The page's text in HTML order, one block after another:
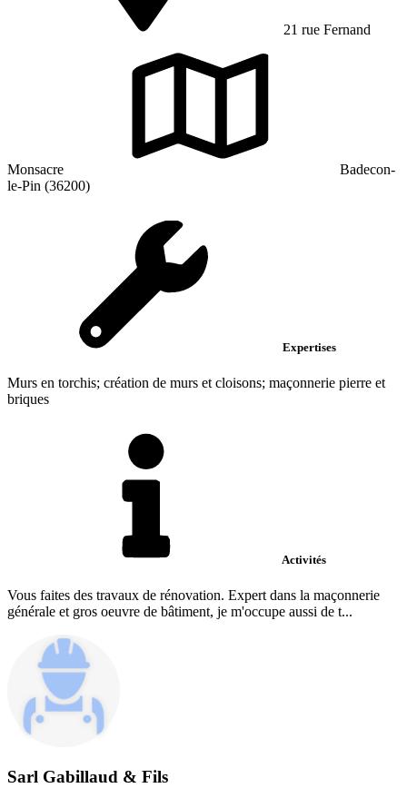
21 rue Fernand
Monsacre
Badecon-
le-Pin (36200)
Expertises
Murs en torchis; création de murs et cloisons; maçonnerie pierre et
briques
Activités
Vous faites des travaux de rénovation. Expert dans la maçonnerie
générale et gros oeuvre de bâtiment, je m'occupe aussi de t...
Sarl Gabillaud & Fils